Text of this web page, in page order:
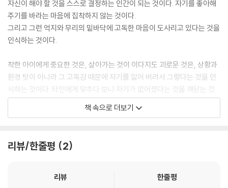
자신이 해야 할 것을 스스로 결정하는 인간이 되는 것이다. 자기를 좋아해
주기를 바라는 마음에 집착하지 않는 것이다.
그리고 그런 억지와 무리의 밑바닥에 고독한 마음이 도사리고 있다는 것을
인식하는 것이다.
착한 아이에게 중요한 것은, 살아가는 것이 이다지도 괴로운 것은, 상황과
환경 탓이 아니라 그 고독감 때문에 자기를 잃어 버려서 그렇다는 것을 인
식하는 것이다. 타인에게 맞추다 보니 자기가 없어졌다는 것을 깨닫는 것
이다. 착한 아이는 사람들에게 사랑받기 위하여 지나치게 무리를 한다.
--- p.48
책 속으로 더보기
리뷰/한줄평 2
리뷰
한줄평